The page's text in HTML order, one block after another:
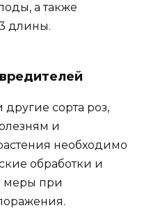
а также
длины.
другие сорта роз,
и
необходимо
обработки и
меры при